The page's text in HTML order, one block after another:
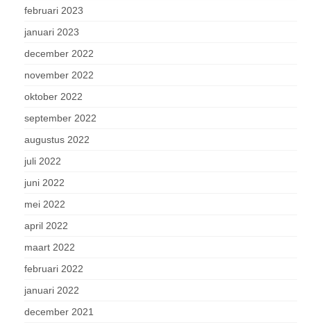
februari 2023
januari 2023
december 2022
november 2022
oktober 2022
september 2022
augustus 2022
juli 2022
juni 2022
mei 2022
april 2022
maart 2022
februari 2022
januari 2022
december 2021